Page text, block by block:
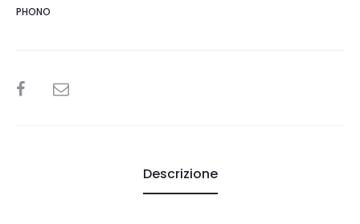
PHONO
SHARE
Descrizione